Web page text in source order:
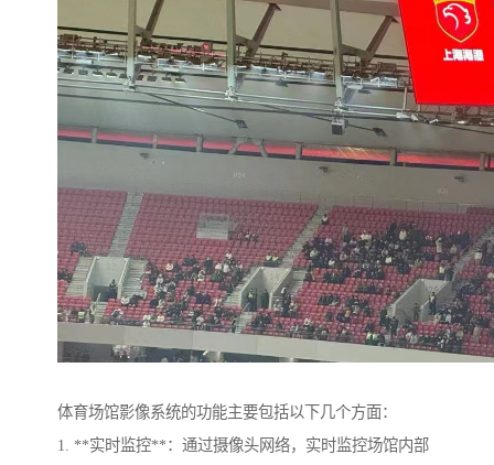
体育场馆影像系统的功能主要包括以下几个方面：
1. **实时监控**：通过摄像头网络，实时监控场馆内部